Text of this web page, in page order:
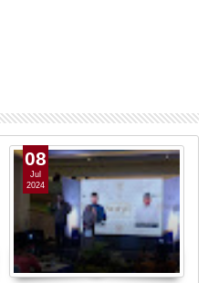
08
Jul
2024